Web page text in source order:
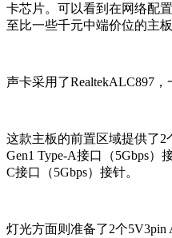
卡芯片。可以看到在网络配
至比一些千元中端价位的主板
声卡采用了RealtekALC897，
这款主板的前置区域提供了2
Gen1 Type-A接口（5Gbps）
C接口（5Gbps）接针。
灯光方面则准备了2个5V3pin